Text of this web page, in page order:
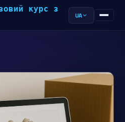
курс з
UA